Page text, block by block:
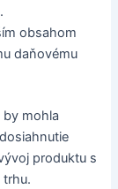
obsahom
daňovému
mohla
produktu s